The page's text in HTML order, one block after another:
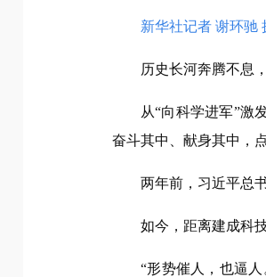
新华社记者 谢环驰
历史长河奔腾不息
从“向科学进军”激
奋斗其中、献身其中，
两年前，习近平总
如今，距离建成科
“形势催人，也逼